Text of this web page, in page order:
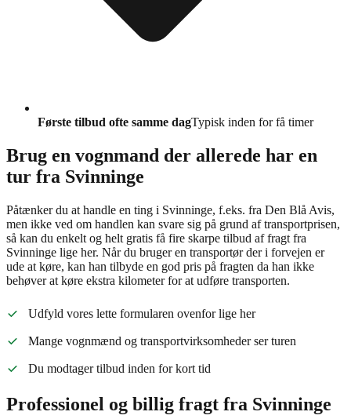
Første tilbud ofte samme dagTypisk inden for få timer
Brug en vognmand der allerede har en
tur fra Svinninge
Påtænker du at handle en ting i Svinninge, f.eks. fra Den Blå Avis,
men ikke ved om handlen kan svare sig på grund af transportprisen,
så kan du enkelt og helt gratis få fire skarpe tilbud af fragt fra
Svinninge lige her. Når du bruger en transportør der i forvejen er
ude at køre, kan han tilbyde en god pris på fragten da han ikke
behøver at køre ekstra kilometer for at udføre transporten.
Udfyld vores lette formularen ovenfor lige her
Mange vognmænd og transportvirksomheder ser turen
Du modtager tilbud inden for kort tid
Professionel og billig fragt fra Svinninge